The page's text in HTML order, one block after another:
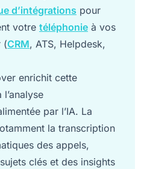
enrichit cette
par l’IA. La
la transcription
des appels,
clés et des insights
les équipes
recrutementou
leurs performances.